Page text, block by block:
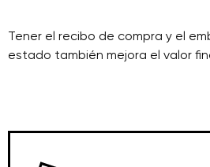
Tener el recibo de compra y el
estado también mejora el valor